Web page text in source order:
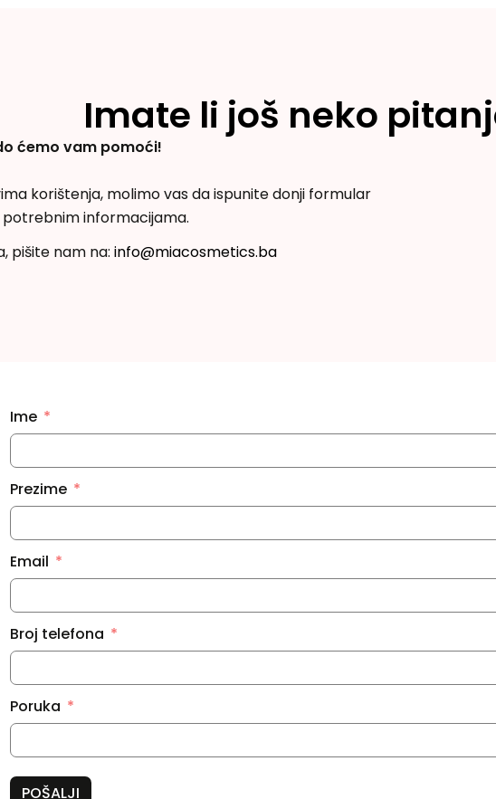
Imate li još neko
ćemo vam pomoći!
korištenja, molimo vas da ispunite donji formular
potrebnim informacijama.
pišite nam na: info@miacosmetics.ba
Ime
Prezime
Email
Broj telefona
Poruka
POŠALJI